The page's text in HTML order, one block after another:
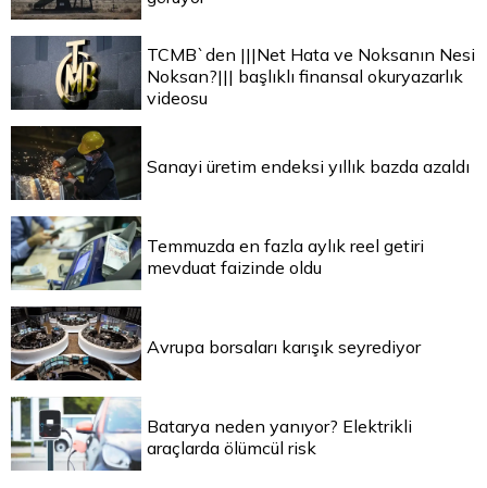
TCMB`den |||Net Hata ve Noksanın Nesi
Noksan?||| başlıklı finansal okuryazarlık
videosu
Sanayi üretim endeksi yıllık bazda azaldı
Temmuzda en fazla aylık reel getiri
mevduat faizinde oldu
Avrupa borsaları karışık seyrediyor
Batarya neden yanıyor? Elektrikli
araçlarda ölümcül risk